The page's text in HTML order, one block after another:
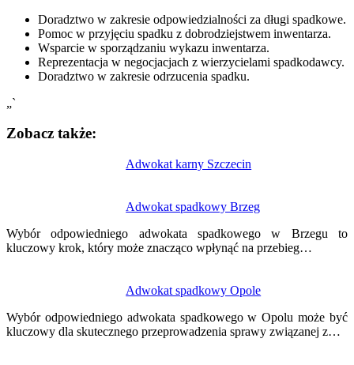
Doradztwo w zakresie odpowiedzialności za długi spadkowe.
Pomoc w przyjęciu spadku z dobrodziejstwem inwentarza.
Wsparcie w sporządzaniu wykazu inwentarza.
Reprezentacja w negocjacjach z wierzycielami spadkodawcy.
Doradztwo w zakresie odrzucenia spadku.
„`
Zobacz także:
Adwokat karny Szczecin
Adwokat spadkowy Brzeg
Wybór odpowiedniego adwokata spadkowego w Brzegu to
kluczowy krok, który może znacząco wpłynąć na przebieg…
Adwokat spadkowy Opole
Wybór odpowiedniego adwokata spadkowego w Opolu może być
kluczowy dla skutecznego przeprowadzenia sprawy związanej z…